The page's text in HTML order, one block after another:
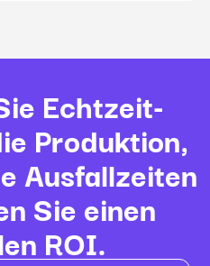
Echtzeit-
Produktion,
Ausfallzeiten
Sie einen
ROI.